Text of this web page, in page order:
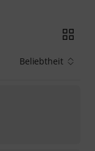
Beliebtheit